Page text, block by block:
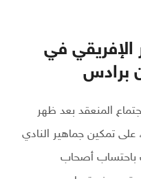
الإفريقي في
برادس
المنعقد بعد ظهر
على تمكين جماهير النادي
باحتساب أصحاب